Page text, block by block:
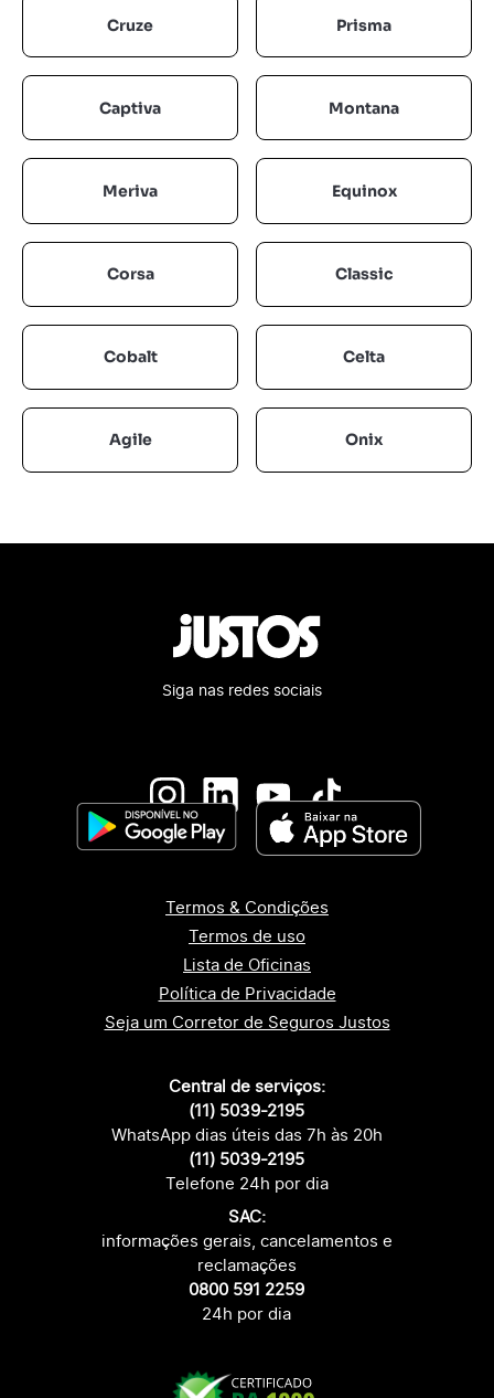
Cruze Prisma
Captiva Montana
Meriva Equinox
Corsa Classic
Cobalt Celta
Agile Onix
Siga nas redes sociais
Termos & Condições
Termos de uso
Lista de Oficinas
Política de Privacidade
Seja um Corretor de Seguros Justos
Central de serviços:
(11) 5039-2195
WhatsApp dias úteis das 7h às 20h
(11) 5039-2195
Telefone 24h por dia
SAC:
informações gerais, cancelamentos e
reclamações
0800 591 2259
24h por dia